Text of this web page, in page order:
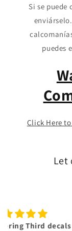
Si se puede
puedes
Click Here
Let